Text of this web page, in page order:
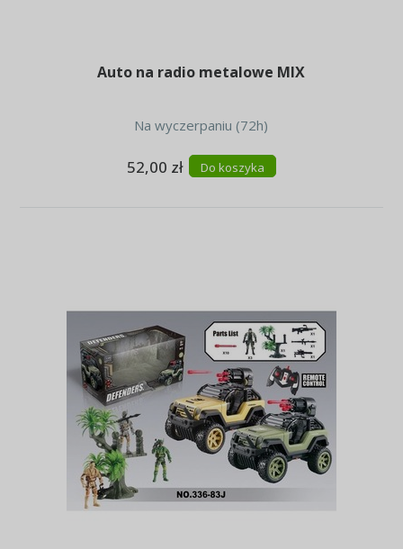
Auto na radio metalowe MIX
Na wyczerpaniu (72h)
52,00 zł Do koszyka